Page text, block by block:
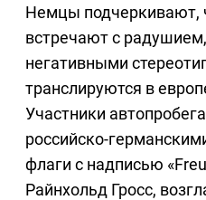
Немцы подчеркивают,
встречают с
негативными
транслируются в
Участники
российско-
флаги с надписью
Райнхольд Гросс,